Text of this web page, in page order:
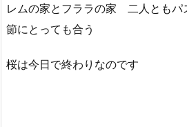
レムの家とフララの家 二人とも
節にとっても合う
桜は今日で終わりなのです